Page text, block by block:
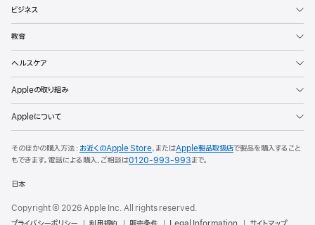
ビジネス
教育
ヘルスケア
Appleの取り組み
Appleについて
そのほかの購入方法： お近くのApple Store、またはApple製品取扱店で製品を購入すること
もできます。 電話による購入、ご相談は0120-993-993まで。
日本
Copyright © 2026 Apple Inc. All rights reserved.